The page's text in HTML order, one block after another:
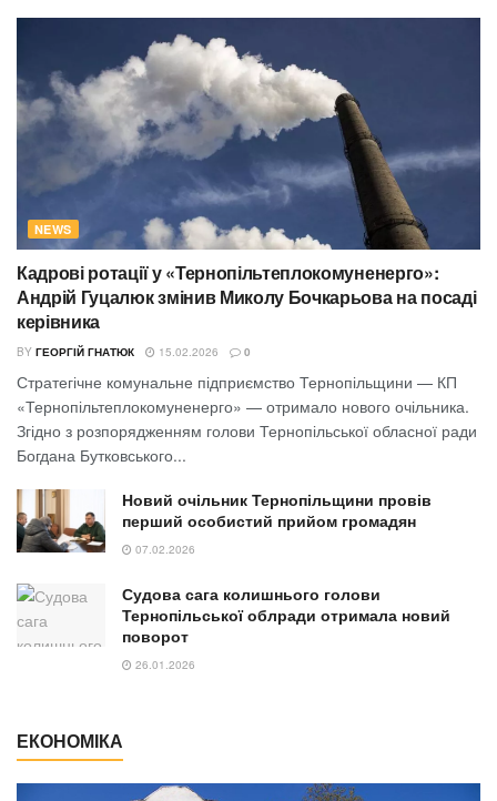
NEWS
Кадрові ротації у «Тернопільтеплокомуненерго»:
Андрій Гуцалюк змінив Миколу Бочкарьова на посаді
керівника
BY ГЕОРГІЙ ГНАТЮК 15.02.2026 0
Стратегічне комунальне підприємство Тернопільщини — КП
«Тернопільтеплокомуненерго» — отримало нового очільника.
Згідно з розпорядженням голови Тернопільської обласної ради
Богдана Бутковського...
Новий очільник Тернопільщини провів
перший особистий прийом громадян
07.02.2026
Судова сага колишнього голови
Тернопільської облради отримала новий
поворот
26.01.2026
ЕКОНОМІКА